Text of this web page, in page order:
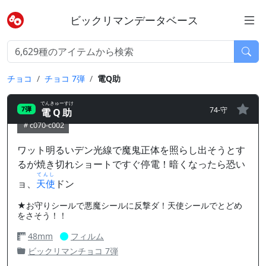
ビックリマンデータベース
チョコ チョコ 7弾 電Q助
7弾 電Q助
でんきゅーすけ
74-守
c070-c002
ワット明るいデン光線で魔鬼正体を照らし出そうとす
るが焼き切れショートですぐ停電！暗くなったら恐い
ョ、 天使
てんし
ドン
★お守りシールで悪魔シールに反撃ダ！天使シールでとどめ
をさそう！！
48mm
フィルム
ビックリマンチョコ 7弾